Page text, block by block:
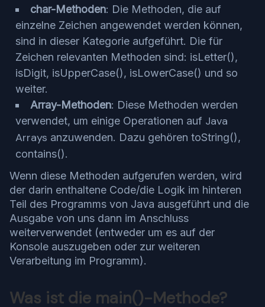
char-Methoden: Die Methoden, die auf
einzelne Zeichen angewendet werden können,
sind in dieser Kategorie aufgeführt. Die für
Zeichen relevanten Methoden sind: isLetter(),
isDigit, isUpperCase(), isLowerCase() und so
weiter.
Array-Methoden: Diese Methoden werden
verwendet, um einige Operationen auf Java
Arrays anzuwenden. Dazu gehören toString(),
contains().
Wenn diese Methoden aufgerufen werden, wird
der darin enthaltene Code/die Logik im hinteren
Teil des Programms von Java ausgeführt und die
Ausgabe von uns dann im Anschluss
weiterverwendet (entweder um es auf der
Konsole auszugeben oder zur weiteren
Verarbeitung im Programm).
Was ist die main()-Methode?